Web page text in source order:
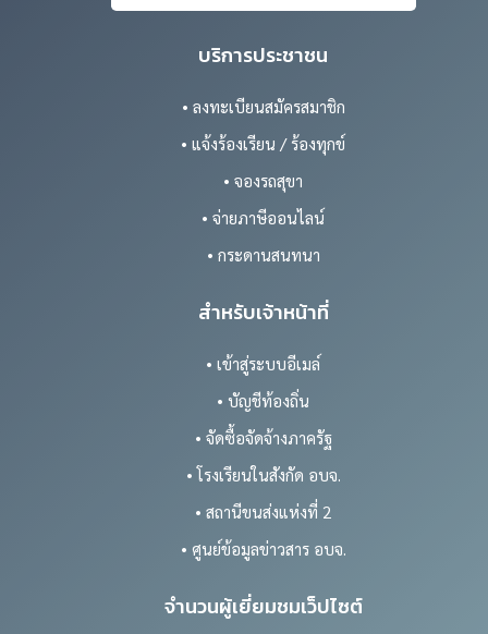
บริการประชาชน
• ลงทะเบียนสมัครสมาชิก
• แจ้งร้องเรียน / ร้องทุกข์
• จองรถสุขา
• จ่ายภาษีออนไลน์
• กระดานสนทนา
สำหรับเจ้าหน้าที่
• เข้าสู่ระบบอีเมล์
• บัญชีท้องถิ่น
• จัดซื้อจัดจ้างภาครัฐ
• โรงเรียนในสังกัด อบจ.
• สถานีขนส่งแห่งที่ 2
• ศูนย์ข้อมูลข่าวสาร อบจ.
จำนวนผู้เยี่ยมชมเว็ปไซต์